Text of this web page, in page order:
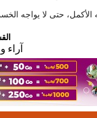
الأكمل، حتى لا يواجه
آراء